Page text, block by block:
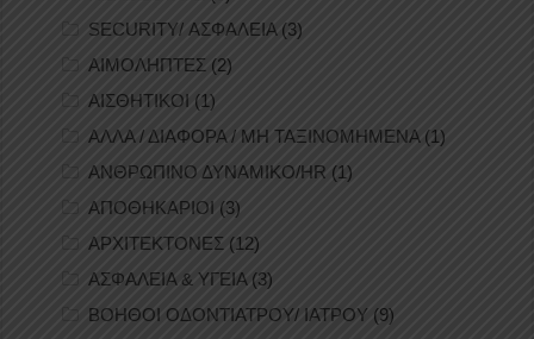
SECURITY/ ΑΣΦΑΛΕΙΑ(3)
ΑΙΜΟΛΗΠΤΕΣ (2)
ΑΙΣΘΗΤΙΚΟΙ (1)
ΑΛΛΑ / ΔΙΑΦΟΡΑ / ΜΗ ΤΑΞΙΝΟΜΗΜΕΝΑ(1)
ΑΝΘΡΩΠΙΝΟ ΔΥΝΑΜΙΚΟ/HR (1)
ΑΠΟΘΗΚΑΡΙΟΙ (3)
ΑΡΧΙΤΕΚΤΟΝΕΣ (12)
ΑΣΦΑΛΕΙΑ & ΥΓΕΙΑ(3)
ΒΟΗΘΟΙ ΟΔΟΝΤΙΑΤΡΟΥ/ ΙΑΤΡΟΥ (9)